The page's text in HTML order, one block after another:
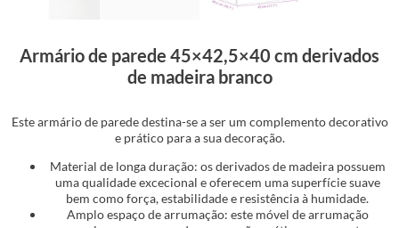
Armário de parede 45×42,5×40 cm derivados
de madeira branco
Este armário de parede destina-se a ser um complemento decorativo
e prático para a sua decoração.
Material de longa duração: os derivados de madeira possuem
uma qualidade excecional e oferecem uma superfície suave
bem como força, estabilidade e resistência à humidade.
Amplo espaço de arrumação: este móvel de arrumação